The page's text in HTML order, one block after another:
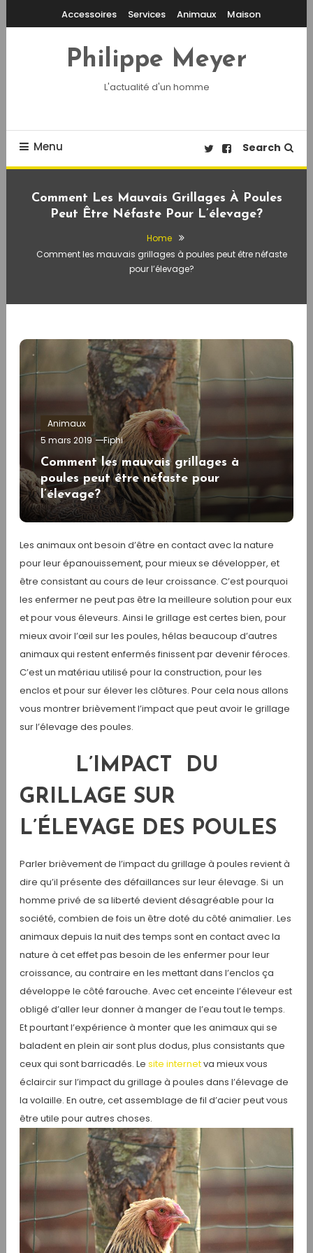
To
Accessoires Services Animaux Maison
Philippe Meyer
L'actualité d'un homme
Menu Search
Comment Les Mauvais Grillages À Poules
Peut Être Néfaste Pour L’élevage?
Home
Comment les mauvais grillages à poules peut être néfaste
pour l’élevage?
Animaux
5 mars 2019
Fiphi
Comment les mauvais grillages à
poules peut être néfaste pour
l’élevage?
Les animaux ont besoin d’être en contact avec la nature
pour leur épanouissement, pour mieux se développer, et
être consistant au cours de leur croissance. C’est pourquoi
les enfermer ne peut pas être la meilleure solution pour eux
et pour vous éleveurs. Ainsi le grillage est certes bien, pour
mieux avoir l’œil sur les poules, hélas beaucoup d’autres
animaux qui restent enfermés finissent par devenir féroces.
C’est un matériau utilisé pour la construction, pour les
enclos et pour sur élever les clôtures. Pour cela nous allons
vous montrer brièvement l’impact que peut avoir le grillage
sur l’élevage des poules.
L’IMPACT DU
GRILLAGE SUR
L’ÉLEVAGE DES POULES
Parler brièvement de l’impact du grillage à poules revient à
dire qu’il présente des défaillances sur leur élevage. Si un
homme privé de sa liberté devient désagréable pour la
société, combien de fois un être doté du côté animalier. Les
animaux depuis la nuit des temps sont en contact avec la
nature à cet effet pas besoin de les enfermer pour leur
croissance, au contraire en les mettant dans l’enclos ça
développe le côté farouche. Avec cet enceinte l’éleveur est
obligé d’aller leur donner à manger de l’eau tout le temps.
Et pourtant l’expérience à monter que les animaux qui se
baladent en plein air sont plus dodus, plus consistants que
ceux qui sont barricadés. Le site internetva mieux vous
éclaircir sur l’impact du grillage à poules dans l’élevage de
la volaille. En outre, cet assemblage de fil d’acier peut vous
être utile pour autres choses.